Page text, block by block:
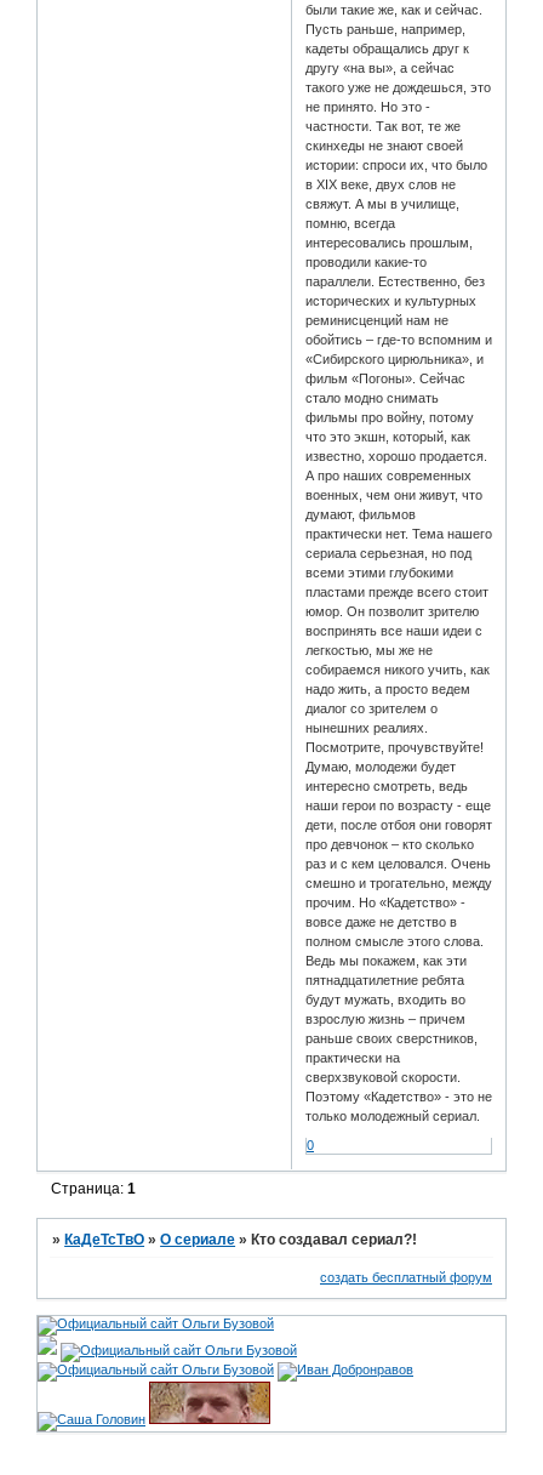
были такие же, как и сейчас.
Пусть раньше, например,
кадеты обращались друг к
другу «на вы», а сейчас
такого уже не дождешься, это
не принято. Но это -
частности. Так вот, те же
скинхеды не знают своей
истории: спроси их, что было
в XIX веке, двух слов не
свяжут. А мы в училище,
помню, всегда
интересовались прошлым,
проводили какие-то
параллели. Естественно, без
исторических и культурных
реминисценций нам не
обойтись – где-то вспомним и
«Сибирского цирюльника», и
фильм «Погоны». Сейчас
стало модно снимать
фильмы про войну, потому
что это экшн, который, как
известно, хорошо продается.
А про наших современных
военных, чем они живут, что
думают, фильмов
практически нет. Тема нашего
сериала серьезная, но под
всеми этими глубокими
пластами прежде всего стоит
юмор. Он позволит зрителю
воспринять все наши идеи с
легкостью, мы же не
собираемся никого учить, как
надо жить, а просто ведем
диалог со зрителем о
нынешних реалиях.
Посмотрите, прочувствуйте!
Думаю, молодежи будет
интересно смотреть, ведь
наши герои по возрасту - еще
дети, после отбоя они говорят
про девчонок – кто сколько
раз и с кем целовался. Очень
смешно и трогательно, между
прочим. Но «Кадетство» -
вовсе даже не детство в
полном смысле этого слова.
Ведь мы покажем, как эти
пятнадцатилетние ребята
будут мужать, входить во
взрослую жизнь – причем
раньше своих сверстников,
практически на
сверхзвуковой скорости.
Поэтому «Кадетство» - это не
только молодежный сериал.
0
Страница:1
»КаДеТсТвО »О сериале »Кто создавал сериал?!
создать бесплатный форум